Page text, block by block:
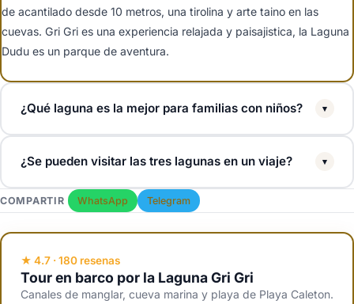
de acantilado desde 10 metros, una tirolina y arte taino en las
cuevas. Gri Gri es una experiencia relajada y paisajistica, la Laguna
Dudu es un parque de aventura.
¿Qué laguna es la mejor para familias con niños? ▾
La Laguna Gri Gri es la mejor para familias con niños pequeños. El
tour en barco es tranquilo, se proporcionan chalecos salvavidas y
Playa Caleton es una cala resguardada perfecta para nadar con
niños. La Laguna Dudu tiene saltos de acantilado y tirolinas que van
parada rápida de fotos con baño limitado para familias.
¿Se pueden visitar las tres lagunas en un viaje? ▾
Si. Gri Gri en Río San Juan y la Laguna Dudu en Cabrera están a
unos 25 minutos y se pueden combinar como una larga excursión
de un día desde Puerto Plata. La Laguna Azul está en la costa sur
de República Dominicana y requiere un viaje aparte desde una
base en Punta Cana.
COMPARTIR WhatsApp Telegram
★ 4.7 · 180 resenas
Tour en barco por la Laguna Gri Gri
Canales de manglar, cueva marina y playa de Playa Caleton.